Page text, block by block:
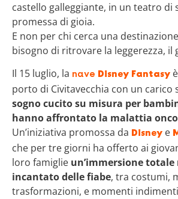
castello galleggiante, in un teatro di
promessa di gioia.
E non per chi cerca una
bisogno di ritrovare la leggerezza, il
Il 15 luglio, la nave Disney Fantasy
porto di Civitavecchia con un carico
sogno cucito su misura per
hanno affrontato la malattia
Un’iniziativa promossa da Disney e
che per tre giorni ha offerto ai
loro famiglie un’immersione totale
incantato delle fiabe, tra costumi,
trasformazioni, e momenti